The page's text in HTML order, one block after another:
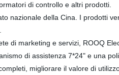
di controllo e altri prodotti.
nazionale della Cina. I prodotti
di marketing e servizi, ROOQ
di assistenza 7*24" e una
migliorare il valore di